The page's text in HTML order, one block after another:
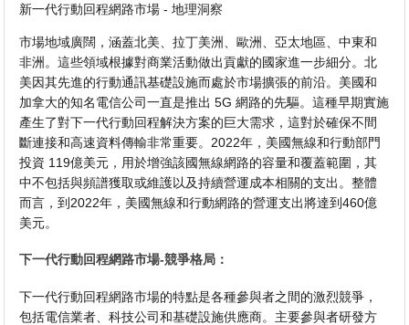
新一代行動回程網路市場 - 地理洞察
市場地域廣闊，涵蓋北美、拉丁美洲、歐洲、亞太地區、中東和
非洲。這些領域根據對商業活動做出貢獻的國家進一步細分。北
美因其先進的行動通訊基礎設施而處於市場擴張的前沿。美國和
加拿大的知名電信公司一直是推出 5G 網路的先驅。這種早期實施
產生了對下一代行動回程解決方案的巨大需求，這對於確保不間
斷連接和高速資料傳輸非常重要。2022年，美國無線和行動部門
投資 119億美元，用於增強該國無線網路的容量和覆蓋範圍，其
中不包括與頻譜獲取或維護以及持續營運成本相關的支出。整體
而言，到2022年，美國無線和行動網路的營運支出將達到460億
美元。
下一代行動回程網路市場-競爭格局：
下一代行動回程網路市場的特點是各種參與者之間的激烈競爭，
包括電信業者、科技公司和基礎設施供應商。主要參與者研發方